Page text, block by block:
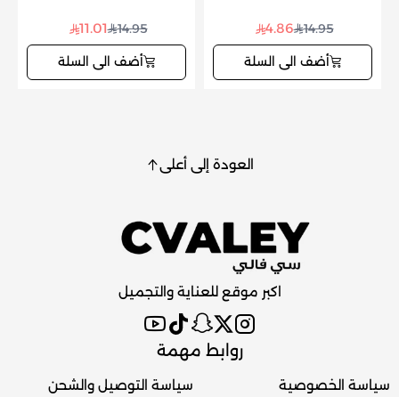
14.95
4.86
أضف الى السلة
14.95
11.01
أضف الى السلة
العودة إلى أعلى
اكبر موقع للعناية والتجميل
روابط مهمة
سياسة الخصوصية سياسة التوصيل والشحن